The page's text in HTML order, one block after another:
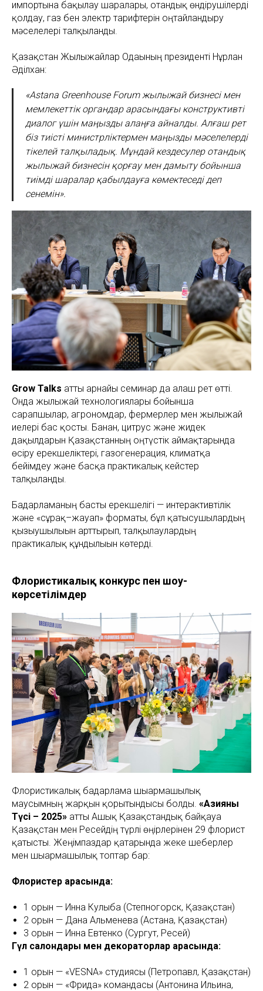
импортына бақылау шаралары, отандық өндірушілерді
қолдау, газ бен электр тарифтерін оңтайландыру
мәселелері талқыланды.
Қазақстан Жылыжайлар Одағының президенті Нұрлан
Әділхан:
«Astana Greenhouse Forum жылыжай бизнесі мен
мемлекеттік органдар арасындағы конструктивті
диалог үшін маңызды алаңға айналды. Алғаш рет
біз тиісті министрліктермен маңызды мәселелерді
тікелей талқыладық. Мұндай кездесулер отандық
жылыжай бизнесін қорғау мен дамыту бойынша
тиімді шаралар қабылдауға көмектеседі деп
сенемін».
Grow Talks атты арнайы семинар да алғаш рет өтті.
Онда жылыжай технологиялары бойынша
сарапшылар, агрономдар, фермерлер мен жылыжай
иелері бас қосты. Банан, цитрус және жидек
дақылдарын Қазақстанның оңтүстік аймақтарында
өсіру ерекшеліктері, газогенерация, климатқа
бейімдеу және басқа практикалық кейстер
талқыланды.
Бағдарламаның басты ерекшелігі — интерактивтілік
және «сұрақ–жауап» форматы, бұл қатысушылардың
қызығушылығын арттырып, талқылаулардың
практикалық құндылығын көтерді.
Флористикалық конкурс пен шоу-
көрсетілімдер
Флористикалық бағдарлама шығармашылық
маусымның жарқын қорытындысы болды. «Азияның
Түсі – 2025» атты Ашық Қазақстандық байқауға
Қазақстан мен Ресейдің түрлі өңірлерінен 29 флорист
қатысты. Жеңімпаздар қатарында жеке шеберлер
мен шығармашылық топтар бар:
Флористер арасында:
1 орын — Инна Кулыба (Степногорск, Қазақстан)
2 орын — Дана Альменева (Астана, Қазақстан)
3 орын — Инна Евтенко (Сургут, Ресей)
Гүл салондары мен декораторлар арасында:
1 орын — «VESNA» студиясы (Петропавл, Қазақстан)
2 орын — «Фрида» командасы (Антонина Ильина,